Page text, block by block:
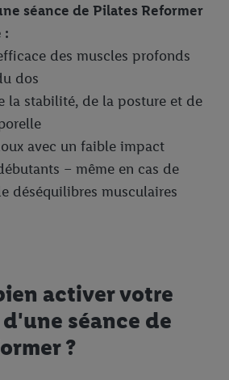
séance de Pilates Reformer
:
des muscles profonds
dos
la stabilité, de la posture et de
avec un faible impact
– même en cas de
déséquilibres musculaires
activer votre
séance de
?